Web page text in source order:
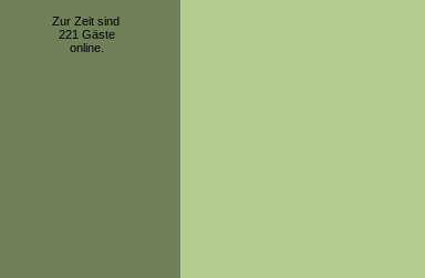
Zur Zeit sind
221 Gäste
online.